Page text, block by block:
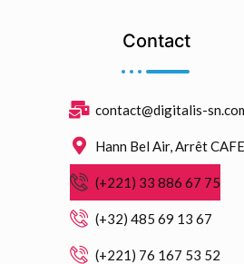
Contact
contact@digitalis-
Hann Bel Air, Arrêt
(+221) 33 886 67 75
(+32) 485 69 13 67
(+221) 76 167 53 52